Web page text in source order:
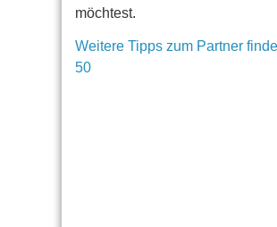
möchtest.
Weitere Tipps zum Partner
50